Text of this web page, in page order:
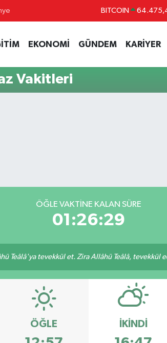
DOLAR
EURO
BİST100
EKONOMİ GÜNDEM KARİYER
Vakitleri
ÖĞLE VAKTINE KALAN SÜRE
01:26:28
Teâlâ'ya tevekkül et. Zira Allâhü Teâlâ, tevekkül
ÖĞLE İKINDI